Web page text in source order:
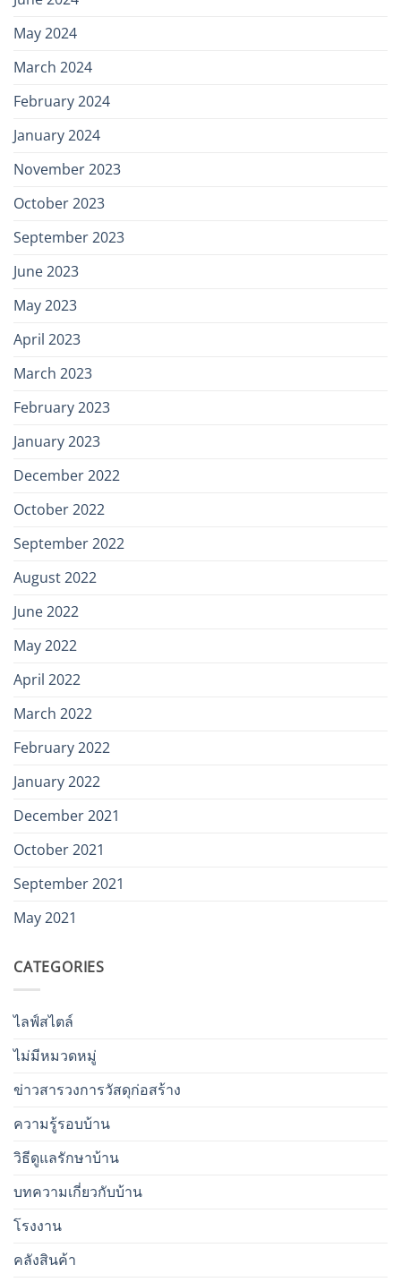
May 2024
March 2024
February 2024
January 2024
November 2023
October 2023
September 2023
June 2023
May 2023
April 2023
March 2023
February 2023
January 2023
December 2022
October 2022
September 2022
August 2022
June 2022
May 2022
April 2022
March 2022
February 2022
January 2022
December 2021
October 2021
September 2021
May 2021
CATEGORIES
ไลฟ์สไตล์
ไม่มีหมวดหมู่
ข่าวสารวงการวัสดุก่อสร้าง
ความรู้รอบบ้าน
วิธีดูแลรักษาบ้าน
บทความเกี่ยวกับบ้าน
โรงงาน
คลังสินค้า